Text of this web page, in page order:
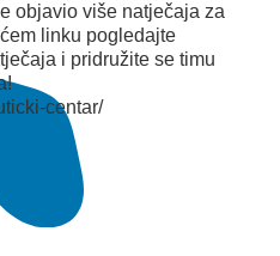
objavio više natječaja za
linku pogledajte
i pridružite se timu
centar/